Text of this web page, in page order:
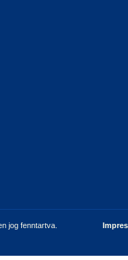
jog fenntartva.